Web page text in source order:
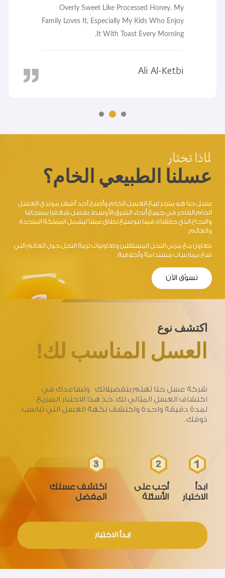
Not Just Tasty, But I Feel It’s Healthier Too. I
Use It For Everything—Tea, Pancakes, And
Even Skincare. Highly Recommend.
Sophie Carter
لماذا تختار
عسلنا الطبيعي الخام؟
عسل حتا هو متجر لبيع العسل الخام، وأصبح أحد أشهر موردي العسل
الخام الفاخر في جميع أنحاء الشرق الأوسط. بفضل شغفنا بمنتجاتنا
والنجاح الذي حققناه، قمنا بتوسيع نطاق عملنا ليشمل المملكة المتحدة
والعالم.
نتعاون مع مربي النحل المستقلين وتعاونيات تربية النحل حول العالم التي
تتبع ممارسات مستدامة وأخلاقية.
تسوّق الآن
اكتشف نوع
العسل المناسب لك!
شركة عسل حتا تهتم بتفضيلاتك وتساعدك في
اكتشاف العسل المثالي لك. خذ هذا الاختبار السريع
لمدة دقيقة واحدة واكتشف نكهة العسل التي تناسب
ذوقك.
ابدأ
الاختبار
أجب على
الأسئلة
اكتشف عسلك
المفضل
ابدأ الاختبار